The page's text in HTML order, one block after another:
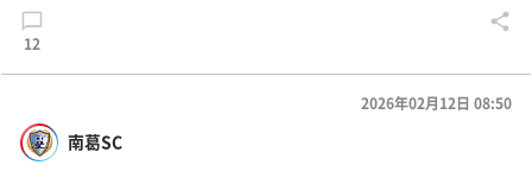
12
南葛SC
2026年02月12日 08:50